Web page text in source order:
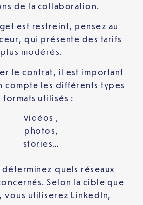
de la collaboration.
est restreint, pensez au
qui présente des tarifs
plus modérés.
le contrat, il est important
compte les différents types
formats utilisés :
vidéos ,
photos,
stories…
déterminez quels réseaux
Selon la cible que
vous utiliserez LinkedIn,